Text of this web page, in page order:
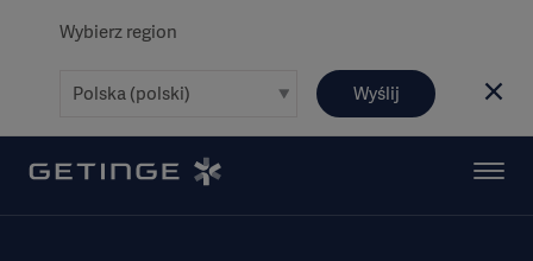
Wybierz region
Wyślij